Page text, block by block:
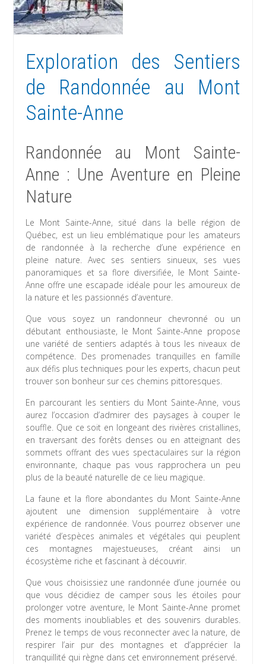
Exploration des Sentiers
de Randonnée au Mont
Sainte-Anne
Randonnée au Mont Sainte-
Anne : Une Aventure en Pleine
Nature
Le Mont Sainte-Anne, situé dans la belle région de
Québec, est un lieu emblématique pour les amateurs
de randonnée à la recherche d’une expérience en
pleine nature. Avec ses sentiers sinueux, ses vues
panoramiques et sa flore diversifiée, le Mont Sainte-
Anne offre une escapade idéale pour les amoureux de
la nature et les passionnés d’aventure.
Que vous soyez un randonneur chevronné ou un
débutant enthousiaste, le Mont Sainte-Anne propose
une variété de sentiers adaptés à tous les niveaux de
compétence. Des promenades tranquilles en famille
aux défis plus techniques pour les experts, chacun peut
trouver son bonheur sur ces chemins pittoresques.
En parcourant les sentiers du Mont Sainte-Anne, vous
aurez l’occasion d’admirer des paysages à couper le
souffle. Que ce soit en longeant des rivières cristallines,
en traversant des forêts denses ou en atteignant des
sommets offrant des vues spectaculaires sur la région
environnante, chaque pas vous rapprochera un peu
plus de la beauté naturelle de ce lieu magique.
La faune et la flore abondantes du Mont Sainte-Anne
ajoutent une dimension supplémentaire à votre
expérience de randonnée. Vous pourrez observer une
variété d’espèces animales et végétales qui peuplent
ces montagnes majestueuses, créant ainsi un
écosystème riche et fascinant à découvrir.
Que vous choisissiez une randonnée d’une journée ou
que vous décidiez de camper sous les étoiles pour
prolonger votre aventure, le Mont Sainte-Anne promet
des moments inoubliables et des souvenirs durables.
Prenez le temps de vous reconnecter avec la nature, de
respirer l’air pur des montagnes et d’apprécier la
tranquillité qui règne dans cet environnement préservé.